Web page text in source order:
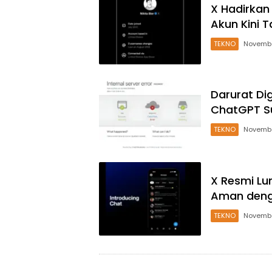
X
Akun Kini
TEKNO
Darurat
ChatGPT
TEKNO
X Resmi
Aman
TEKNO